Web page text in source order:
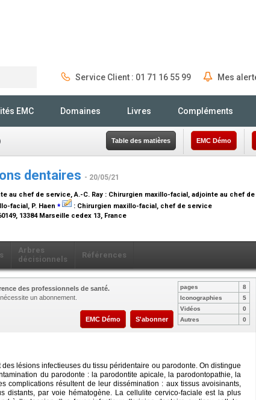
Service Client : 01 71 16 55 99 Mes
EMC Domaines Livres Compléments
Table des matières EMC Démo
dentaires - 20/05/21
au chef de service, A.-C. Ray : Chirurgien maxillo-facial, adjointe au chef de
facial, P. Haen ⁎ : Chirurgien maxillo-facial, chef de service
13384 Marseille cedex 13, France
Arbres
décisionnels
Références
des professionnels de santé.
un abonnement.
EMC Démo S'abonner
pages
8
Iconographies
5
Vidéos
0
Autres
0
lésions infectieuses du tissu péridentaire ou parodonte. On distingue
du parodonte : la parodontite apicale, la parodontopathie, la
complications résultent de leur dissémination : aux tissus avoisinants,
distants, par voie hématogène. La cellulite cervico-faciale est la plus